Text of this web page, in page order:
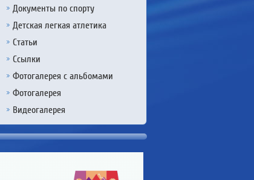
Документы по спорту
Детская легкая атлетика
Статьи
Ссылки
Фотогалерея с альбомами
Фотогалерея
Видеогалерея